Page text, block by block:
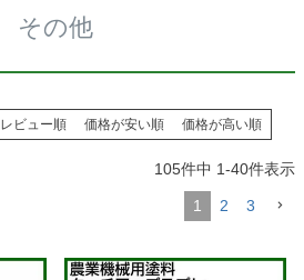
その他
レビュー順 価格が安い順 価格が高い順
105件中 1-40件表示
1 2 3